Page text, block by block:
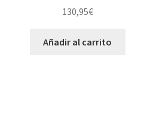
130,95€
Añadir al carrito